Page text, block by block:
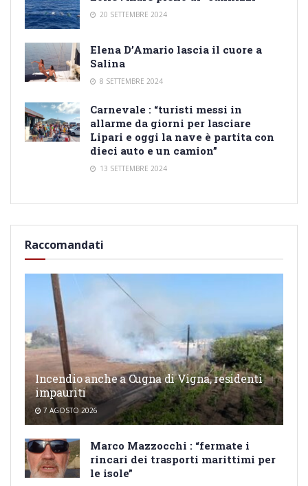
20 SETTEMBRE 2024
Elena D’Amario lascia il cuore a
Salina
8 SETTEMBRE 2024
Carnevale : “turisti messi in
allarme da giorni per lasciare
Lipari e oggi la nave è partita con
dieci auto e un camion”
13 SETTEMBRE 2024
Raccomandati
Incendio anche a Cugna di Vigna, residenti
impauriti
7 AGOSTO 2026
Marco Mazzocchi : “fermate i
rincari dei trasporti marittimi per
le isole”